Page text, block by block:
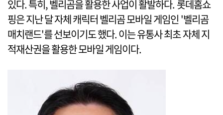
있다. 특히, 벨리곰을 활용한 사업이 활발하다. 롯데홈쇼
핑은 지난 달 자체 캐릭터 벨리곰 모바일 게임인 '벨리곰
매치랜드'를 선보이기도 했다. 이는 유통사 최초 자체 지
적재산권을 활용한 모바일 게임이다.